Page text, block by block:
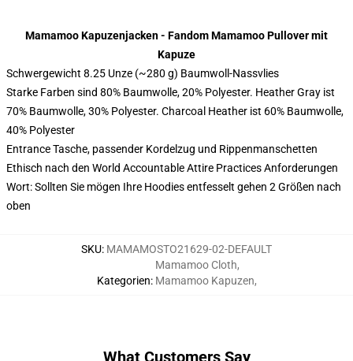
Mamamoo Kapuzenjacken - Fandom Mamamoo Pullover mit
Kapuze
Schwergewicht 8.25 Unze (~280 g) Baumwoll-Nassvlies
Starke Farben sind 80% Baumwolle, 20% Polyester. Heather Gray ist
70% Baumwolle, 30% Polyester. Charcoal Heather ist 60% Baumwolle,
40% Polyester
Entrance Tasche, passender Kordelzug und Rippenmanschetten
Ethisch nach den World Accountable Attire Practices Anforderungen
Wort: Sollten Sie mögen Ihre Hoodies entfesselt gehen 2 Größen nach
oben
SKU: MAMAMOSTO21629-02-DEFAULT
Kategorien:
Mamamoo Cloth,
Mamamoo Kapuzen,
What Customers Say